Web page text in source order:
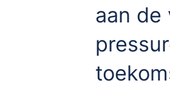
aan de